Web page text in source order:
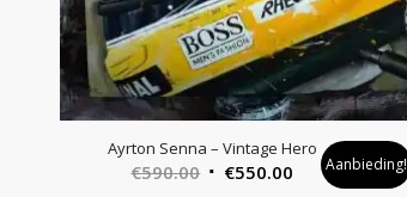
Ayrton Senna – Vintage Hero
€590.00 Oorspronkelijke
€550.00 Huidige
Aanbieding!